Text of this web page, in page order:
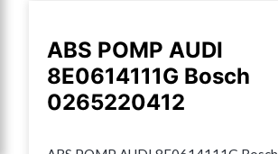
ABS POMP AUDI
8E0614111G Bosch
0265220412